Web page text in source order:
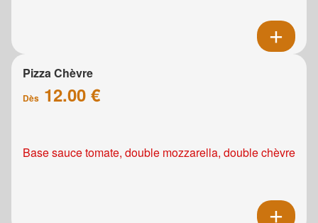
Pizza Chèvre
Dès 12.00 €
Base sauce tomate, double mozzarella, double chèvre